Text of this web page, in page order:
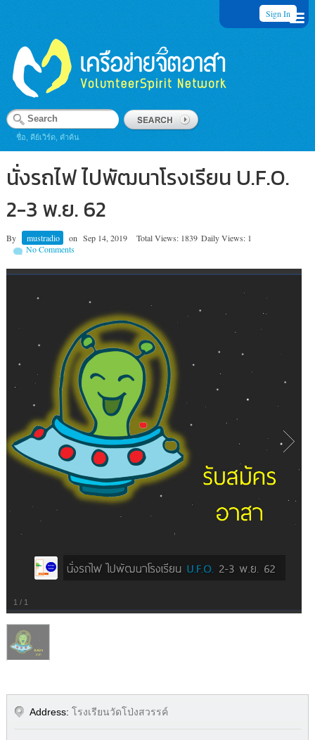
Sign In
ชื่อ, คีย์เวิร์ด, คำค้น
นั่งรถไฟ ไปพัฒนาโรงเรียน U.F.O.
2-3 พ.ย. 62
By mustradio on Sep 14, 2019 Total Views: 1839 Daily Views: 1
No Comments
1 / 1
Address: โรงเรียนวัดโป่งสวรรค์